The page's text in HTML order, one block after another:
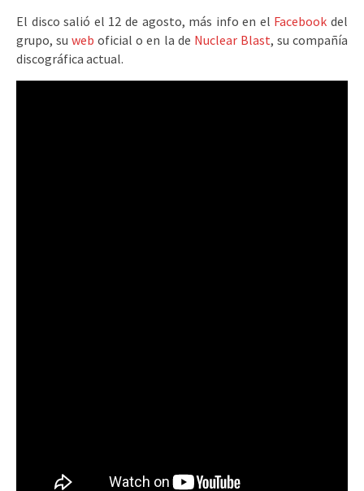
El disco salió el 12 de agosto, más info en el Facebook del
grupo, suweb oficial o en la de Nuclear Blast, su compañía
discográfica actual.